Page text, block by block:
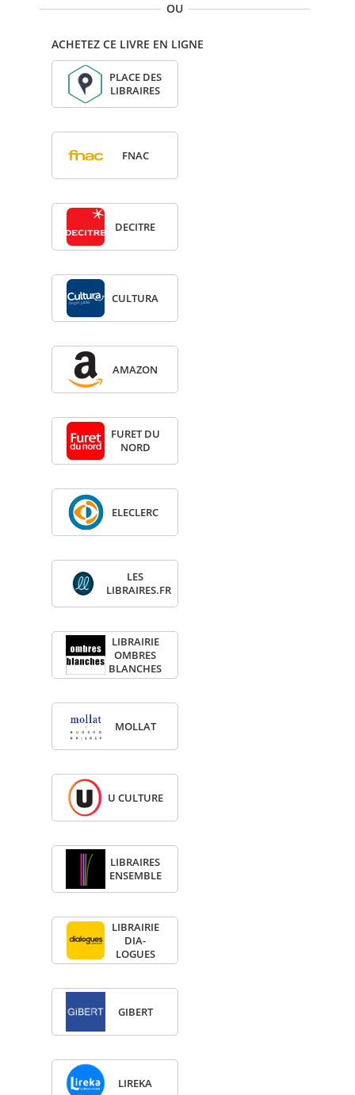
OU
ACHETEZ CE LIVRE EN LIGNE
PLACE DES
LIBRAIRES
FNAC
DECITRE
CULTURA
AMA­ZON
FURET DU
NORD
ELE­CLERC
LES
LIBRAIRES.FR
LIBRAI­RIE
OMBRES
BLANCHES
MOL­LAT
U CULTURE
LIBRAIRES
ENSEMBLE
LIBRAI­RIE
DIA­
LOGUES
GIBERT
LIREKA